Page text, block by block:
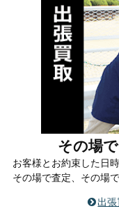
その場
お客様とお約束した日
その場で査定、その場
出